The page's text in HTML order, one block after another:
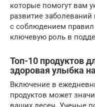
которые помогут вам
развитие заболеваний
с соблюдением правил
ключевую роль в
Топ-10 продуктов
здоровая улыбка
Включение в
продуктов может